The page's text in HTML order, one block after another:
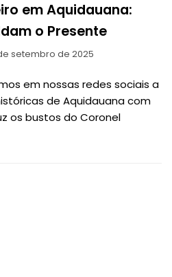
em Aquidauana:
o Presente
setembro de 2025
em nossas redes sociais a
de Aquidauana com
os bustos do Coronel